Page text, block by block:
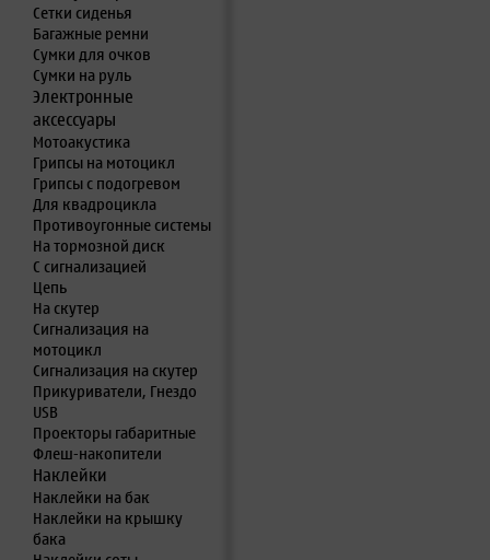
Сетки сиденья
Багажные ремни
Сумки для очков
Сумки на руль
Электронные
аксессуары
Мотоакустика
Грипсы на мотоцикл
Грипсы с подогревом
Для квадроцикла
Противоугонные системы
На тормозной диск
С сигнализацией
Цепь
На скутер
Сигнализация на
мотоцикл
Сигнализация на скутер
Прикуриватели, Гнездо
USB
Проекторы габаритные
Флеш-накопители
Наклейки
Наклейки на бак
Наклейки на крышку
бака